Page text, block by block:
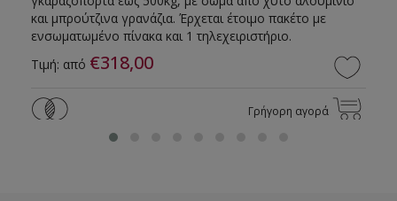
και μπρούτζινα γρανάζια. Έρχεται έτοιμο πακέτο με
ενσωματωμένο πίνακα και 1 τηλεχειριστήριο.
Τιμή: από €318,00
Γρήγορη αγορά